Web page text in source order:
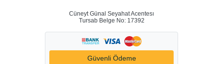
Cüneyt Günal Seyahat Acentesı
Tursab Belge No: 17392
Güvenli Ödeme